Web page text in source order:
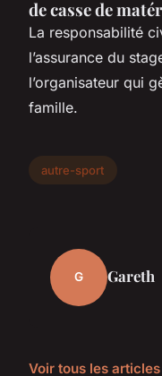
de casse de
La responsabilité
l’assurance du
l’organisateur qui
famille.
autre-sport
G Gareth
Voir tous les